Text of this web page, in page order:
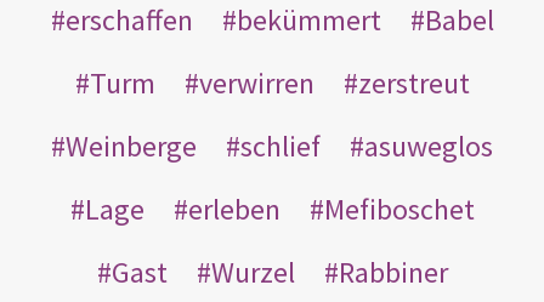
erschaffen
bekümmert
Babel
Turm
verwirren
zerstreut
Weinberge
schlief
asuweglos
Lage
erleben
Mefiboschet
Gast
Wurzel
Rabbiner